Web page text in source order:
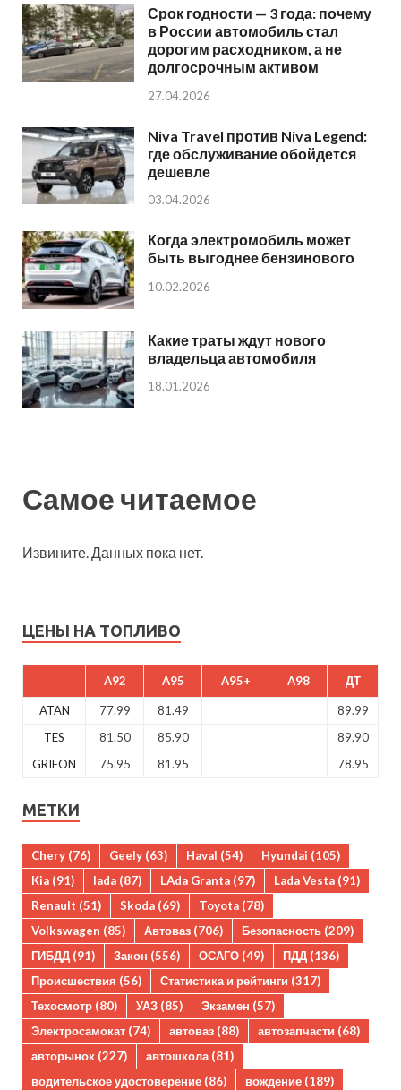
Срок годности — 3 года: почему
в России автомобиль стал
дорогим расходником, а не
долгосрочным активом
27.04.2026
Niva Travel против Niva Legend:
где обслуживание обойдется
дешевле
03.04.2026
Когда электромобиль может
быть выгоднее бензинового
10.02.2026
Какие траты ждут нового
владельца автомобиля
18.01.2026
Самое читаемое
Извините. Данных пока нет.
ЦЕНЫ НА ТОПЛИВО
A92 A95 A95+ A98 ДТ
ATAN 77.99 81.49
89.99
TES
81.50 85.90
89.90
GRIFON
75.95 81.95 78.95
МЕТКИ
Chery (76) Geely (63) Haval (54) Hyundai (105)
Kia (91) lada (87) LAda Granta (97) Lada Vesta (91)
Renault (51) Skoda (69) Toyota (78)
Volkswagen (85) Автоваз (706) Безопасность (209)
ГИБДД (91) Закон (556) ОСАГО (49) ПДД (136)
Происшествия (56) Статистика и рейтинги (317)
Техосмотр (80) УАЗ (85) Экзамен (57)
Электросамокат (74) автоваз (88) автозапчасти (68)
авторынок (227) автошкола(81)
водительское удостоверение (86) вождение (189)